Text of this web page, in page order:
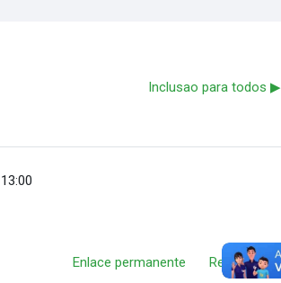
Inclusao para todos ▶︎
Enlace permanente Responder